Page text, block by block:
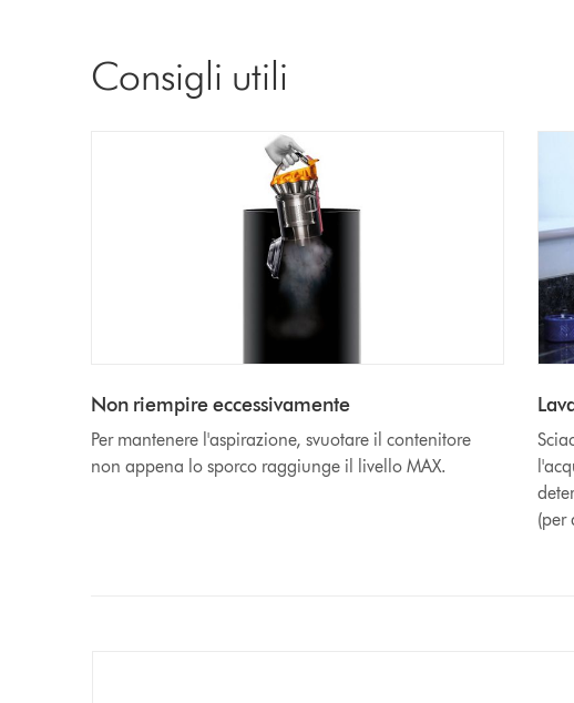
Consigli utili
Non riempire eccessivamente
Per mantenere l'aspirazione, svuotare il contenitore
non appena lo sporco raggiunge il livello MAX.
(per